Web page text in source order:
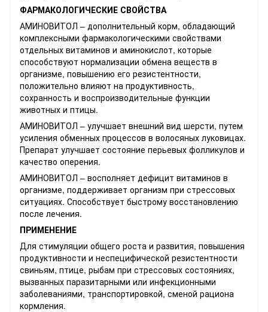
ФАРМАКОЛОГИЧЕСКИЕ СВОЙСТВА
АМИНОВИТОЛ – дополнительный корм, обладающий
комплексными фармакологическими свойствами
отдельных витаминов и аминокислот, которые
способствуют нормализации обмена веществ в
организме, повышению его резистентности,
положительно влияют на продуктивность,
сохранность и воспроизводительные функции
животных и птицы.
АМИНОВИТОЛ – улучшает внешний вид шерсти, путем
усиления обменных процессов в волосяных луковицах.
Препарат улучшает состояние перьевых фолликулов и
качество оперения.
АМИНОВИТОЛ – восполняет дефицит витаминов в
организме, поддерживает организм при стрессовых
ситуациях. Способствует быстрому восстановлению
после лечения.
ПРИМЕНЕНИЕ
Для стимуляции общего роста и развития, повышения
продуктивности и неспецифической резистентности
свиньям, птице, рыбам при стрессовых состояниях,
вызванных паразитарными или инфекционными
заболеваниями, транспортировкой, сменой рациона
кормления.